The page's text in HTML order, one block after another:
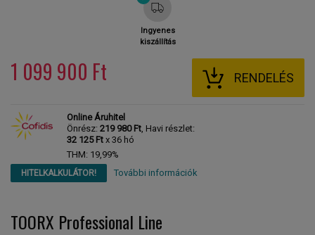
Ingyenes
kiszállítás
1 099 900 Ft RENDELÉS
Online Áruhitel
Önrész: 219 980 Ft, Havi részlet:
32 125 Ft x 36 hó
THM: 19,99%
HITELKALKULÁTOR! További információk
TOORX Professional Line